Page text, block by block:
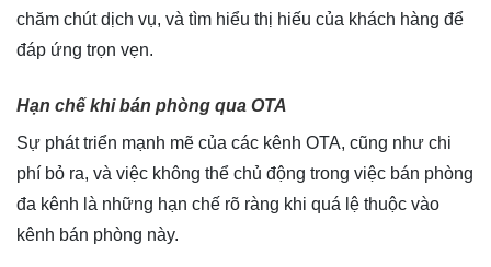
chăm chút dịch vụ, và tìm hiểu thị hiếu của khách hàng để
đáp ứng trọn vẹn.
Hạn chế khi bán phòng qua OTA
Sự phát triển mạnh mẽ của các kênh OTA, cũng như chi
phí bỏ ra, và việc không thể chủ động trong việc bán phòng
đa kênh là những hạn chế rõ ràng khi quá lệ thuộc vào
kênh bán phòng này.